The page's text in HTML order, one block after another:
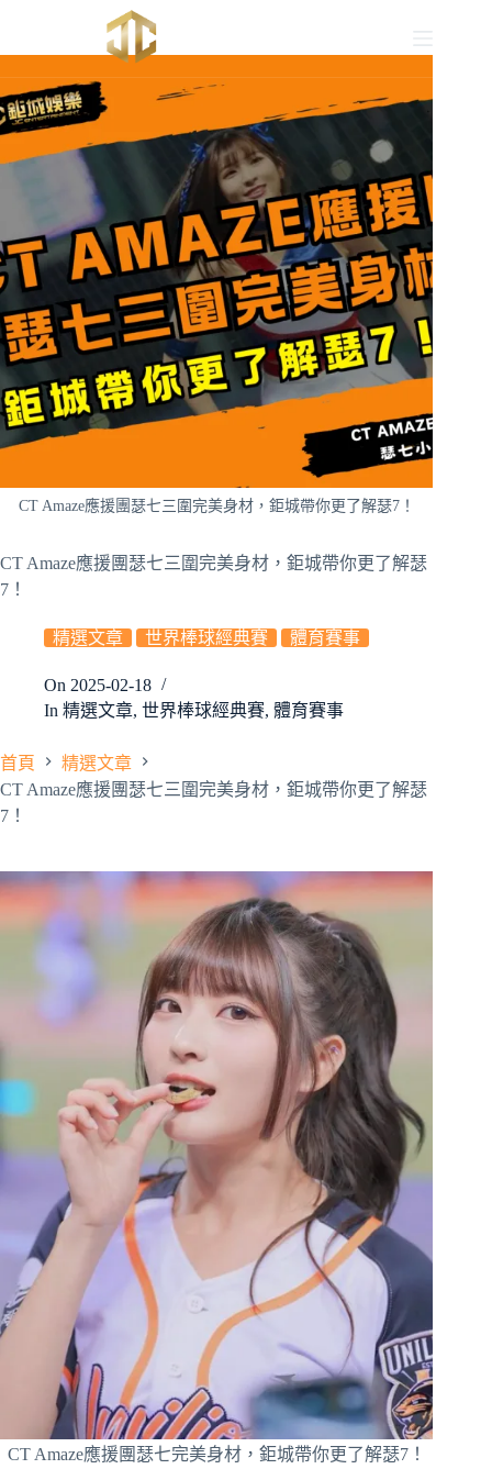
要
內
CT Amaze應援團瑟七三圍完美身材，鉅城帶你更了解瑟7！
CT Amaze應援團瑟七三圍完美身材，鉅城帶你更了解瑟
7！
精選文章 世界棒球經典賽 體育賽事
On 2025-02-18
In 精選文章,世界棒球經典賽,體育賽事
首頁
精選文章
CT Amaze應援團瑟七三圍完美身材，鉅城帶你更了解瑟
7！
CT Amaze應援團瑟七完美身材，鉅城帶你更了解瑟7！